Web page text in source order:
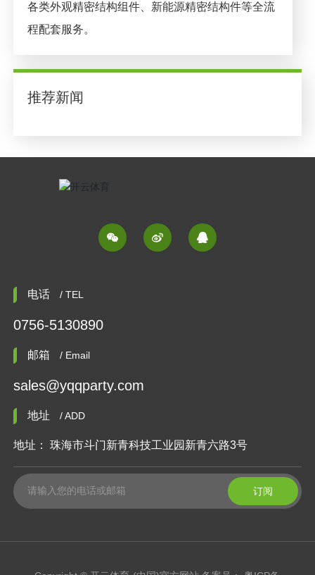
各类外观精密结构组件、新能源精密结构件等全流
程配套服务。
推荐新闻
  
电话 / TEL
0756-5130890
邮箱 / Email
sales@yqqparty.com
地址 / ADD
地址： 珠海市斗门新青科技工业园新青六路3号
订阅